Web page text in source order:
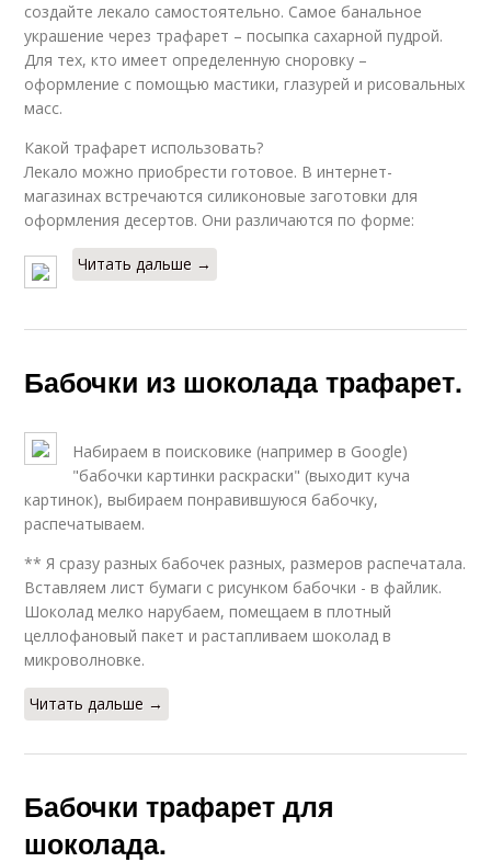
создайте лекало самостоятельно. Самое банальное
украшение через трафарет – посыпка сахарной пудрой.
Для тех, кто имеет определенную сноровку –
оформление с помощью мастики, глазурей и рисовальных
масс.
Какой трафарет использовать?
Лекало можно приобрести готовое. В интернет-
магазинах встречаются силиконовые заготовки для
оформления десертов. Они различаются по форме:
Читать дальше →
Бабочки из шоколада трафарет.
Набираем в поисковике (например в Google)
"бабочки картинки раскраски" (выходит куча
картинок), выбираем понравившуюся бабочку,
распечатываем.
** Я сразу разных бабочек разных, размеров распечатала.
Вставляем лист бумаги с рисунком бабочки - в файлик.
Шоколад мелко нарубаем, помещаем в плотный
целлофановый пакет и растапливаем шоколад в
микроволновке.
Читать дальше →
Бабочки трафарет для
шоколада.